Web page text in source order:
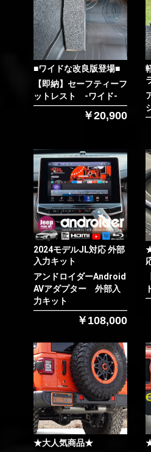
お買い物を続ける
■ワイドな改良版登場■
【即納】セーフティーフ
ットレスト -ワイド-
￥20,900
2024モデルJL対応 外部
入力キット
アンドロイダーAndroid
AVアダプター 外部入
力キット
￥108,000
★大人気商品★